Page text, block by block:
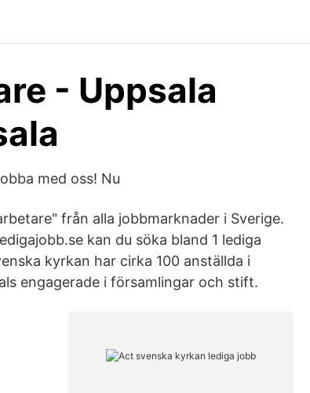
- Uppsala
med oss! Nu
från alla jobbmarknader i Sverige.
kan du söka bland 1 lediga
kyrkan har cirka 100 anställda i
engagerade i församlingar och stift.